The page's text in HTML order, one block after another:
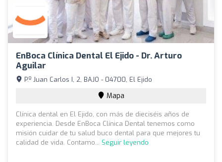
EnBoca Clínica Dental El Ejido - Dr. Arturo
Aguilar
P.º Juan Carlos I, 2, BAJO - 04700, El Ejido
Mapa
Clínica dental en El Ejido, con más de dieciséis años de
experiencia. Desde EnBoca Clínica Dental tenemos como
misión cuidar de tu salud buco dental para que mejores tu
calidad de vida. Contamo... Seguir leyendo